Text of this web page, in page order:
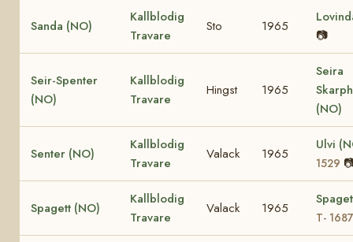
Sanda (NO)
Kallblodig
Travare
Sto 1965
📷
Seir-Spenter
(NO)
Kallblodig
Travare
Hingst 1965
Seira
(NO)
Senter (NO)
Kallblodig
Travare
Valack 1965
Ulvi
1529
Spagett (NO)
Kallblodig
Travare
Valack 1965
T- 1687